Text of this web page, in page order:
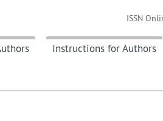
Instructions for Authors
ISSN